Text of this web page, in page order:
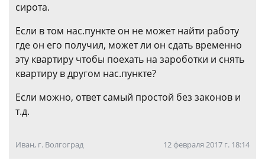
сирота.
Если в том нас.пункте он не может найти работу
где он его получил, может ли он сдать временно
эту квартиру чтобы поехать на зароботки и снять
квартиру в другом нас.пункте?
Если можно, ответ самый простой без законов и
т.д.
Иван, г. Волгоград 12 февраля 2017 г. 18:14